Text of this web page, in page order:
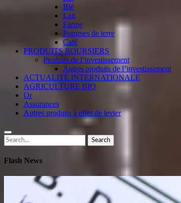
Blé
Lait
Farine
Pommes de terre
Café
PRODUITS BOURSIERS
Produits de l’investissement
Autres produits de l’investissement
ACTUALITÉ INTERNATIONALE
AGRICULTURE BIO
Or
Assurances
Autres produits à effet de levier
Search
for:
Search
Flash News